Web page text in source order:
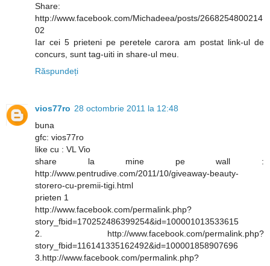
Share:
http://www.facebook.com/Michadeea/posts/2668254800214
02
Iar cei 5 prieteni pe peretele carora am postat link-ul de
concurs, sunt tag-uiti in share-ul meu.
Răspundeți
vios77ro 28 octombrie 2011 la 12:48
buna
gfc: vios77ro
like cu : VL Vio
share la mine pe wall :
http://www.pentrudive.com/2011/10/giveaway-beauty-
storero-cu-premii-tigi.html
prieten 1
http://www.facebook.com/permalink.php?
story_fbid=170252486399254&id=100001013533615
2. http://www.facebook.com/permalink.php?
story_fbid=116141335162492&id=100001858907696
3.http://www.facebook.com/permalink.php?